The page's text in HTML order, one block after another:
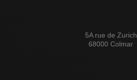
5A rue de Zurich
68000 Colmar